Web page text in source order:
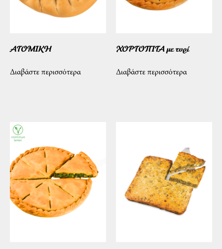
ΑΤΟΜΙΚΗ
Διαβάστε περισσότερα
ΧΟΡΤΟΠΙΤΑ με τυρί
Διαβάστε περισσότερα